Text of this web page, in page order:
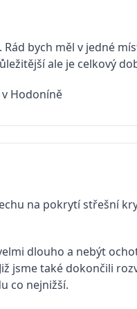
Rád bych měl v jedné
ale je celkový
Hodoníně
na pokrytí střešní
dlouho a nebýt
jsme také dokončili
co nejnižší.